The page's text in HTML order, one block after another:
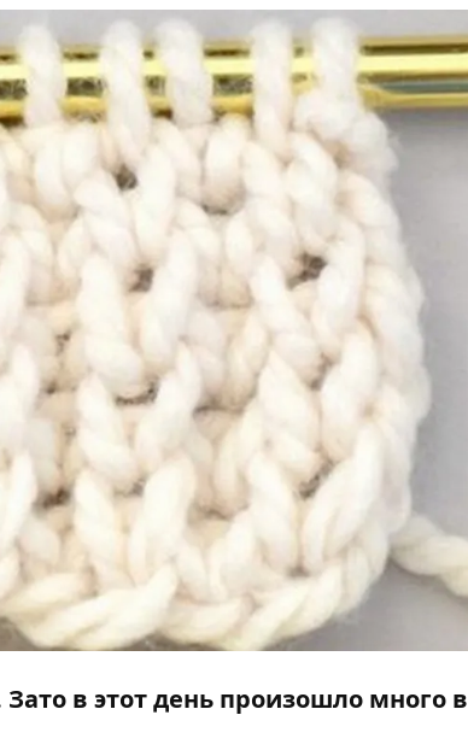
в этот день произошло много